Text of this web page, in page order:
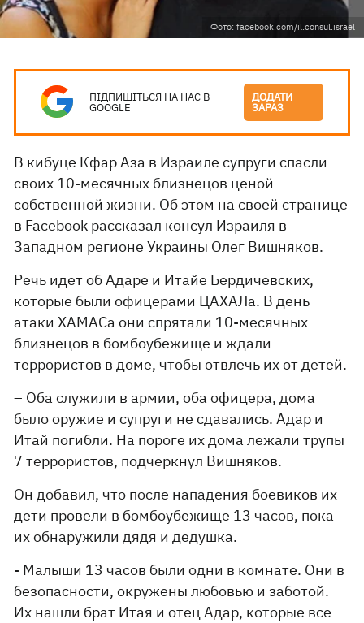
Фото: facebook.com/il.consul.israel
ПІДПИШІТЬСЯ НА НАС В
GOOGLE
ДОДАТИ
ЗАРАЗ
В кибуце Кфар Аза в Израиле супруги спасли
своих 10-месячных близнецов ценой
собственной жизни. Об этом на своей странице
в Facebook рассказал консул Израиля в
Западном регионе Украины Олег Вишняков.
Речь идет об Адаре и Итайе Бердичевских,
которые были офицерами ЦАХАЛа. В день
атаки ХАМАСа они спрятали 10-месячных
близнецов в бомбоубежище и ждали
террористов в доме, чтобы отвлечь их от детей.
– Оба служили в армии, оба офицера, дома
было оружие и супруги не сдавались. Адар и
Итай погибли. На пороге их дома лежали трупы
7 террористов, подчеркнул Вишняков.
Он добавил, что после нападения боевиков их
дети провели в бомбоубежище 13 часов, пока
их обнаружили дядя и дедушка.
- Малыши 13 часов были одни в комнате. Они в
безопасности, окружены любовью и заботой.
Их нашли брат Итая и отец Адар, которые все